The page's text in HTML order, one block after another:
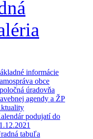
informácie
obce
úradovňa
agendy a ŽP
podujatí do
tabuľa